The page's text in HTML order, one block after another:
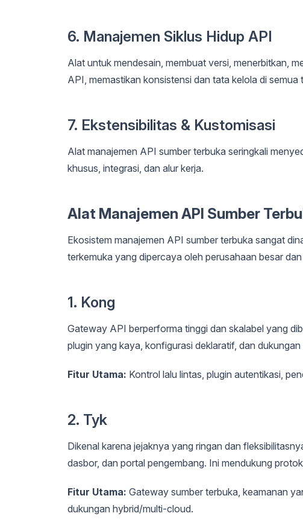
6. Manajemen Siklus Hidup API
Alat untuk mendesain, membuat versi, menerbitkan,
API, memastikan konsistensi dan tata kelola di semua
7. Ekstensibilitas & Kustomisasi
Alat manajemen API sumber terbuka seringkali
khusus, integrasi, dan alur kerja.
Alat Manajemen API Sumber
Ekosistem manajemen API sumber terbuka sangat
terkemuka yang dipercaya oleh perusahaan besar
1. Kong
Gateway API berperforma tinggi dan skalabel yang
plugin yang kaya, konfigurasi deklaratif, dan
Fitur Utama: Kontrol lalu lintas, plugin autentikasi,
2. Tyk
Dikenal karena jejaknya yang ringan dan
dasbor, dan portal pengembang. Ini mendukung
Fitur Utama: Gateway sumber terbuka, keamanan
dukungan hybrid/multi-cloud.